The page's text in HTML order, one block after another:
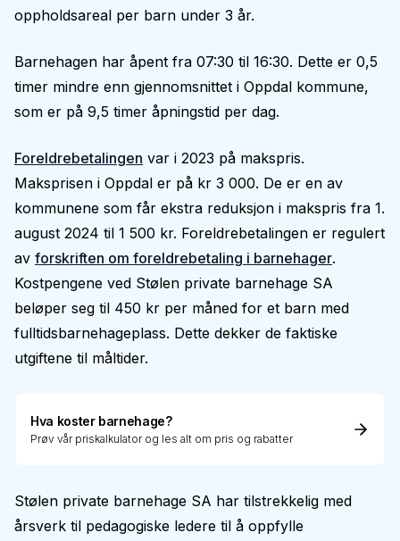
oppholdsareal per barn under 3 år.
Barnehagen har åpent fra 07:30 til 16:30. Dette er 0,5
timer mindre enn gjennomsnittet i Oppdal kommune,
som er på 9,5 timer åpningstid per dag.
Foreldrebetalingen var i 2023 på makspris.
Maksprisen i Oppdal er på kr 3 000. De er en av
kommunene som får ekstra reduksjon i makspris fra 1.
august 2024 til 1 500 kr. Foreldrebetalingen er regulert
av forskriften om foreldrebetaling i barnehager.
Kostpengene ved Stølen private barnehage SA
beløper seg til 450 kr per måned for et barn med
fulltidsbarnehageplass. Dette dekker de faktiske
utgiftene til måltider.
Hva koster barnehage?
Prøv vår priskalkulator og les alt om pris og rabatter
Stølen private barnehage SA har tilstrekkelig med
årsverk til pedagogiske ledere til å oppfylle